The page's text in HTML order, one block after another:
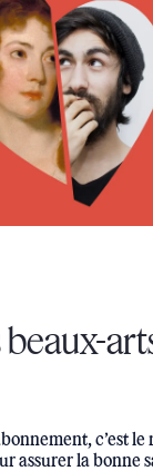
beaux-
c’est
assurer la bonne